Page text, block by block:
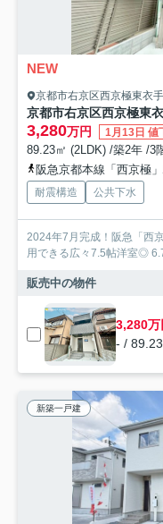
NEW
京都市右京区西京極東衣
京都市右京区西京極東
3,280万円 1月13日 値
89.23㎡ (2LDK) /築2年 /3
阪急京都本線「西京極
耐震構造 公共下水
2024年7月完成！阪急「西
用できる広々7.5帖洋室◎
販売中の物件
3,280万
- /
新築一戸建